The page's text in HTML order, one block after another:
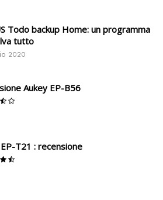
Todo backup Home: un programma
tutto
2020
Aukey EP-B56
T21 : recensione